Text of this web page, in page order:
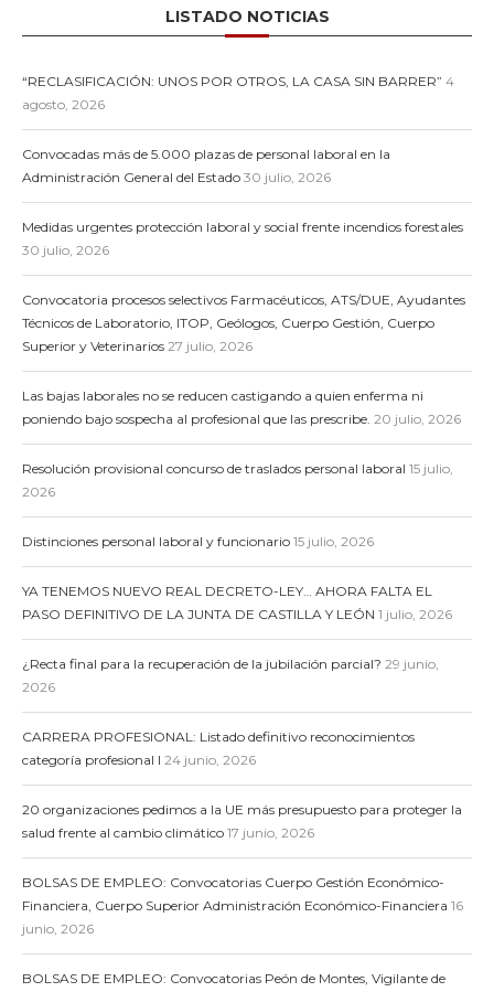
LISTADO NOTICIAS
“RECLASIFICACIÓN: UNOS POR OTROS, LA CASA SIN BARRER” 4
agosto, 2026
Convocadas más de 5.000 plazas de personal laboral en la
Administración General del Estado 30 julio, 2026
Medidas urgentes protección laboral y social frente incendios forestales
30 julio, 2026
Convocatoria procesos selectivos Farmacéuticos, ATS/DUE, Ayudantes
Técnicos de Laboratorio, ITOP, Geólogos, Cuerpo Gestión, Cuerpo
Superior y Veterinarios 27 julio, 2026
Las bajas laborales no se reducen castigando a quien enferma ni
poniendo bajo sospecha al profesional que las prescribe. 20 julio, 2026
Resolución provisional concurso de traslados personal laboral 15 julio,
2026
Distinciones personal laboral y funcionario 15 julio, 2026
YA TENEMOS NUEVO REAL DECRETO-LEY… AHORA FALTA EL
PASO DEFINITIVO DE LA JUNTA DE CASTILLA Y LEÓN 1 julio, 2026
¿Recta final para la recuperación de la jubilación parcial? 29 junio,
2026
CARRERA PROFESIONAL: Listado definitivo reconocimientos
categoría profesional I 24 junio, 2026
20 organizaciones pedimos a la UE más presupuesto para proteger la
salud frente al cambio climático 17 junio, 2026
BOLSAS DE EMPLEO: Convocatorias Cuerpo Gestión Económico-
Financiera, Cuerpo Superior Administración Económico-Financiera 16
junio, 2026
BOLSAS DE EMPLEO: Convocatorias Peón de Montes, Vigilante de